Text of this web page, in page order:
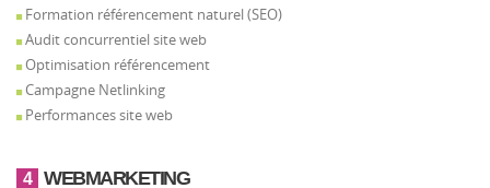
Formation référencement naturel (SEO)
Audit concurrentiel site web
Optimisation référencement
Campagne Netlinking
Performances site web
4 WEBMARKETING